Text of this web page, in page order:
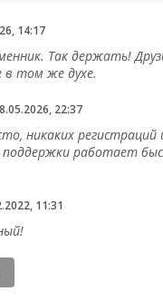
14:17
Так держать!
том же духе.
22:37
никаких
работает
11:31